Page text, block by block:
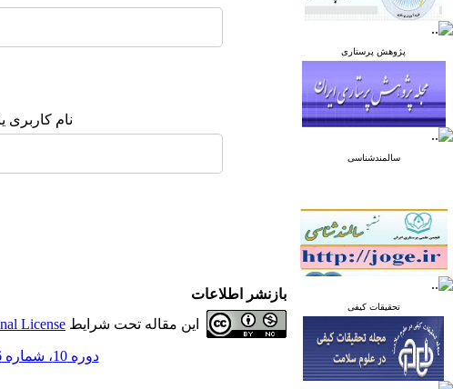
پژوهش پرستاری
سالمندشناسی
تحقیقات کیفی
نام کاربری
بازنشر اطلاعات
این مقاله تحت شرایط License
دوره 10، شماره 6 - ( آذر و دی 1400 )